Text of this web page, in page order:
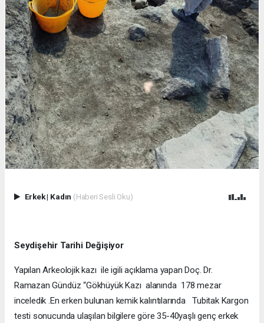
Erkek| Kadın (Haberi Sesli Oku)
Seydişehir Tarihi Değişiyor
Yapılan Arkeolojik kazı ile igili açıklama yapan Doç. Dr.
Ramazan Gündüz “Gökhüyük Kazı alanında 178 mezar
inceledik .En erken bulunan kemik kalıntılarında Tubitak Kargon
testi sonucunda ulaşılan bilgilere göre 35-40yaşlı genç erkek